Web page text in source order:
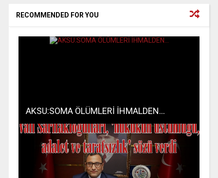
RECOMMENDED FOR YOU
AKSU:SOMA ÖLÜMLERİ İHMALDEN…